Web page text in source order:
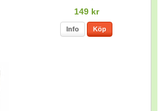
149 kr
Info Köp